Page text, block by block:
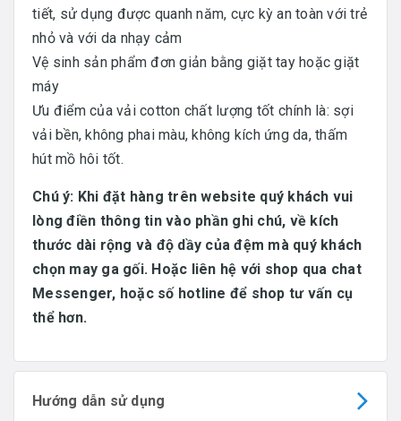
tiết, sử dụng được quanh năm, cực kỳ an toàn với trẻ
nhỏ và với da nhạy cảm
Vệ sinh sản phẩm đơn giản bằng giặt tay hoặc giặt
máy
Ưu điểm của vải cotton chất lượng tốt chính là: sợi
vải bền, không phai màu, không kích ứng da, thấm
hút mồ hôi tốt.
Chú ý: Khi đặt hàng trên website quý khách vui
lòng điền thông tin vào phần ghi chú, về kích
thước dài rộng và độ dầy của đệm mà quý khách
chọn may ga gối. Hoặc liên hệ với shop qua chat
Messenger, hoặc số hotline để shop tư vấn cụ
thể hơn.
Hướng dẫn sử dụng